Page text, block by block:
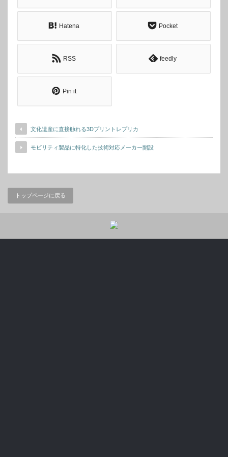
Hatena Pocket
RSS feedly
Pin it
文化遺産に直接触れる3Dプリントレプリカ
モビリティ製品に特化した技術対応メーカー開設
トップページに戻る